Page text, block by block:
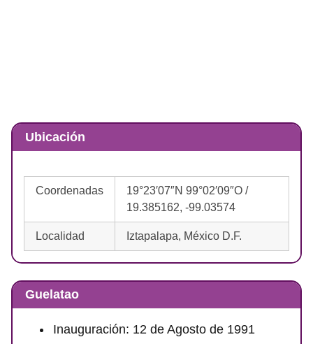
Ubicación
Coordenadas
19°23′07″N 99°02′09″O /
19.385162, -99.03574
Localidad Iztapalapa, México D.F.
Guelatao
Inauguración: 12 de Agosto de 1991